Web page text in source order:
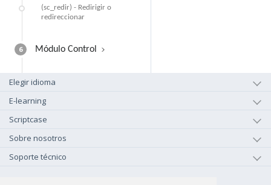
(sc_redir) - Redirigir o
redireccionar
6 Módulo Control
Elegir idioma
E-learning
Scriptcase
Sobre nosotros
Soporte técnico